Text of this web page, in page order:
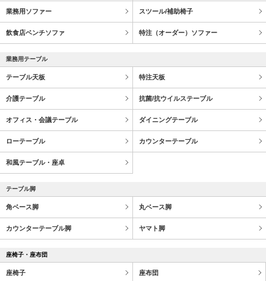
業務用ソファー スツール/補助椅子
飲食店ベンチソファ 特注（オーダー）ソファー
業務用テーブル
テーブル天板 特注天板
介護テーブル 抗菌/抗ウイルステーブル
オフィス・会議テーブル ダイニングテーブル
ローテーブル カウンターテーブル
和風テーブル・座卓
テーブル脚
角ベース脚 丸ベース脚
カウンターテーブル脚 ヤマト脚
座椅子・座布団
座椅子 座布団